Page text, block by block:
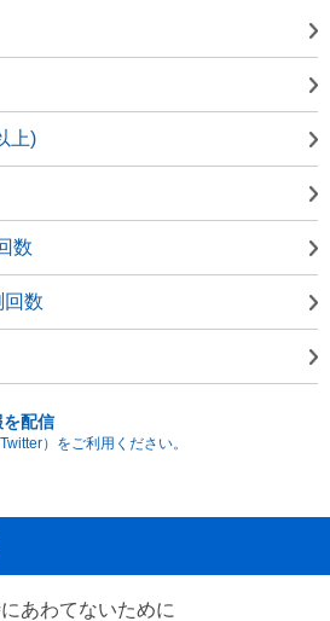
上)
数
回数
配信
）をご利用ください。
あわてないために